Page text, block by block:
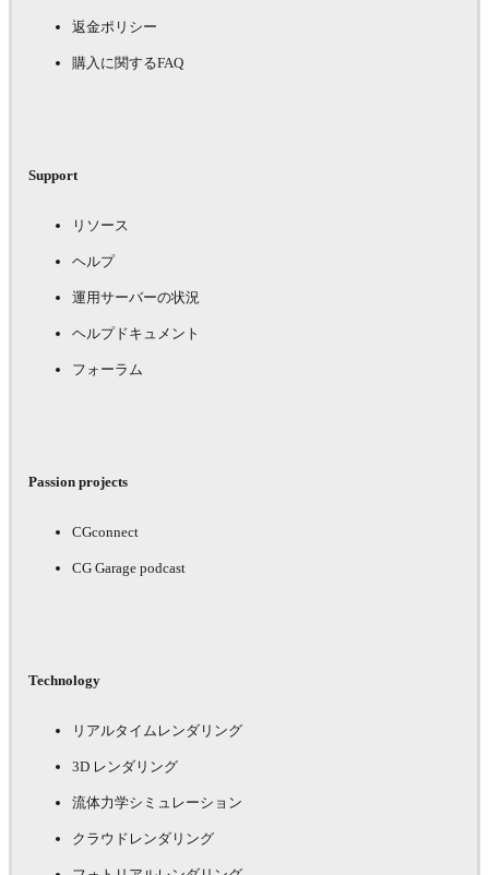
返金ポリシー
購入に関するFAQ
Support
リソース
ヘルプ
運用サーバーの状況
ヘルプドキュメント
フォーラム
Passion projects
CGconnect
CG Garage podcast
Technology
リアルタイムレンダリング
3D レンダリング
流体力学シミュレーション
クラウドレンダリング